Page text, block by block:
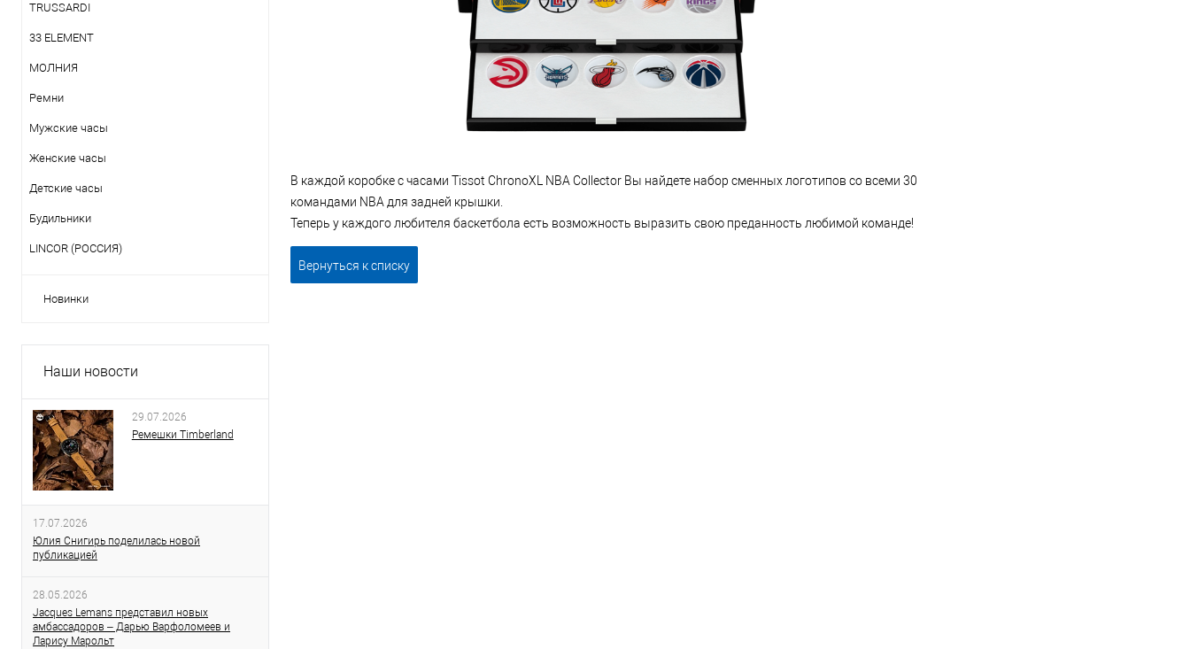
TRUSSARDI
33 ELEMENT
МОЛНИЯ
Ремни
Мужские часы
Женские часы
Детские часы
Будильники
LINCOR (РОССИЯ)
Новинки
Наши новости
29.07.2026
Ремешки Timberland
17.07.2026
Юлия Снигирь поделилась новой
публикацией
28.05.2026
Jacques Lemans представил новых
амбассадоров – Дарью Варфоломеев и
Ларису Марольт
В каждой коробке с часами Tissot ChronoXL NBA Collector Вы найдете набор сменных логотипов со всеми 30
командами NBA для задней крышки.
Теперь у каждого любителя баскетбола есть возможность выразить свою преданность любимой команде!
Вернуться к списку